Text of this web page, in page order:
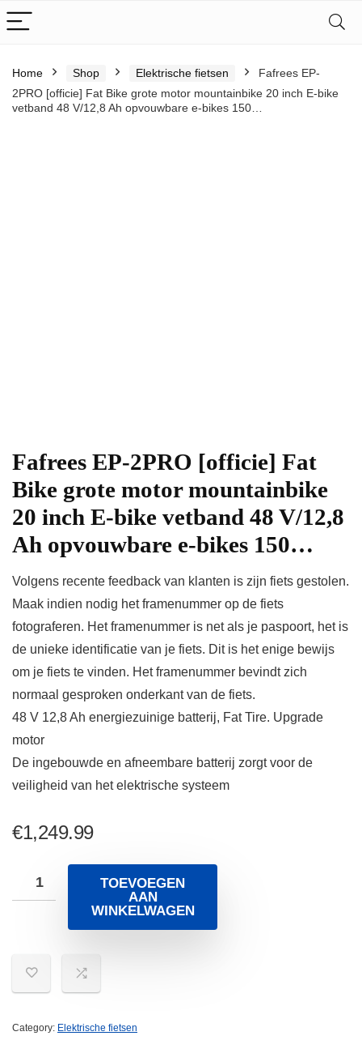
Home Shop Elektrische fietsen
Fafrees EP-
2PRO [officie] Fat Bike grote motor mountainbike 20 inch E-bike
vetband 48 V/12,8 Ah opvouwbare e-bikes 150…
Fafrees EP-2PRO [officie] Fat
Bike grote motor mountainbike
20 inch E-bike vetband 48 V/12,8
Ah opvouwbare e-bikes 150…
Volgens recente feedback van klanten is zijn fiets gestolen.
Maak indien nodig het framenummer op de fiets
fotograferen. Het framenummer is net als je paspoort, het is
de unieke identificatie van je fiets. Dit is het enige bewijs
om je fiets te vinden. Het framenummer bevindt zich
normaal gesproken onderkant van de fiets.
48 V 12,8 Ah energiezuinige batterij, Fat Tire. Upgrade
motor
De ingebouwde en afneembare batterij zorgt voor de
veiligheid van het elektrische systeem
€1,249.99
TOEVOEGEN
AAN
WINKELWAGEN
Category: Elektrische fietsen